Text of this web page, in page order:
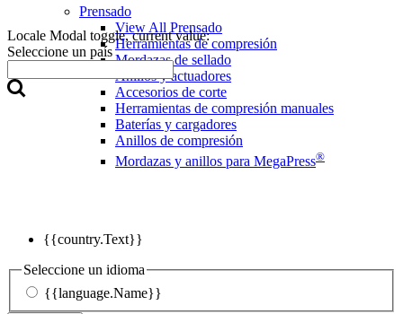
Locale Modal toggle, current value:
Seleccione un país
{{country.Text}}
Seleccione un idioma
{{language.Name}}
Prensado
View All Prensado
Herramientas de compresión
Mordazas de sellado
Anillos y actuadores
Accesorios de corte
Herramientas de compresión manuales
Baterías y cargadores
Anillos de compresión
Mordazas y anillos para MegaPress®